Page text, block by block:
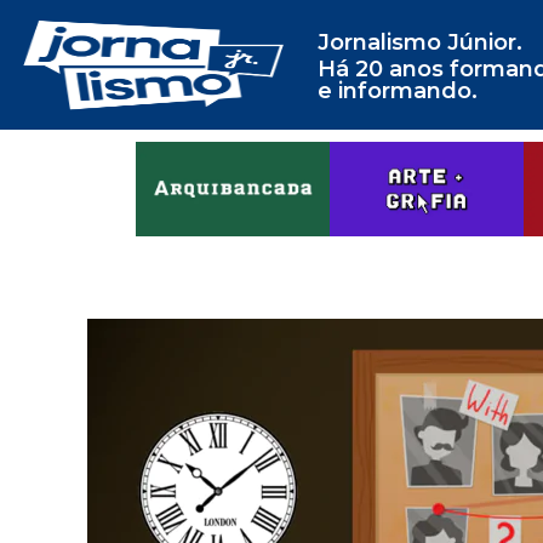
Jornalismo Júnior.
Há 20 anos
e informando.